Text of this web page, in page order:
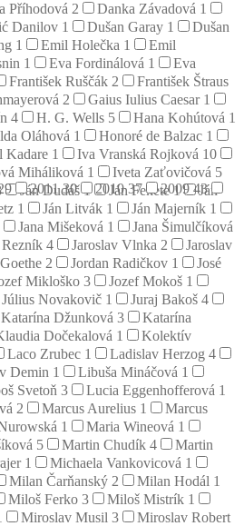
Příhodová 2 Danka Závadová 1
Danilov 1 Dušan Garay 1
Dušan
1 Emil Holečka 1
Emil
1 Eva Fordinálová 1
Eva
František Ruščák 2
František Štraus
2 Gaius Iulius Caesar 1
4 H. G. Wells 5 Hana Kohútová 1
Oláhová 1 Honoré de Balzac 1
Kadare 1 Iva Vranská Rojková 10
Miháliková 1 Iveta Zaťovičová 5
Ján Dudáš1 Ján Fekete1
Ján
1 Ján Litvák 1 Ján Majerník 1
Jana Mišeková 1
Jana Šimulčíková
Rezník 4 Jaroslav Vlnka 2
Jaroslav
2 Jordan Radičkov 1
José
Mikloško 3 Jozef Mokoš 1
Július Novakovič 1 Juraj Bakoš 4
Katarína Džunková 3
Katarína
Dočekalová 1
Kolektív
Laco Zrubec 1 Ladislav Herzog 4
Demin 1 Libuša Mináčová 1
Svetoň 3 Lucia Eggenhofferová 1
2 Marcus Aurelius 1
Marcus
1 Maria Wineová 1
5 Martin Chudík 4
Martin
1 Michaela Vankovicová 1
Milan Čarňanský 2 Milan Hodál 1
Miloš Ferko 3 Miloš Mistrík 1
Miroslav Musil 3
Miroslav Robert
201130 201037 200943